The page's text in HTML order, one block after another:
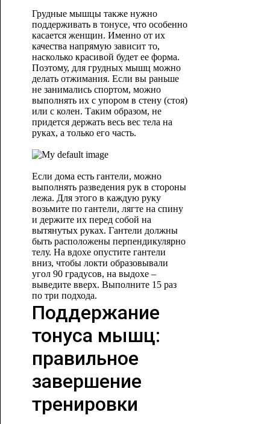
Грудные мышцы также нужно
поддерживать в тонусе, что особенно
касается женщин. Именно от их
качества напрямую зависит то,
насколько красивой будет ее форма.
Поэтому, для грудных мышц можно
делать отжимания. Если вы раньше
не занимались спортом, можно
выполнять их с упором в стену (стоя)
или с колен. Таким образом, не
придется держать весь вес тела на
руках, а только его часть.
Если дома есть гантели, можно
выполнять разведения рук в стороны
лежа. Для этого в каждую руку
возьмите по гантели, лягте на спину
и держите их перед собой на
вытянутых руках. Гантели должны
быть расположены перпендикулярно
телу. На вдохе опустите гантели
вниз, чтобы локти образовывали
угол 90 градусов, на выдохе –
выведите вверх. Выполните 15 раз
по три подхода.
Поддержание
тонуса мышц:
правильное
завершение
тренировки